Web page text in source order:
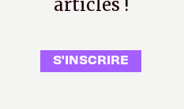
S'INSCRIRE